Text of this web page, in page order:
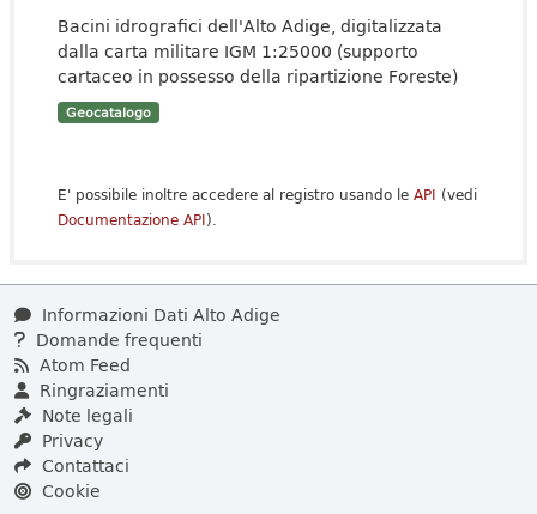
Bacini idrografici dell'Alto Adige, digitalizzata
dalla carta militare IGM 1:25000 (supporto
cartaceo in possesso della ripartizione Foreste)
Geocatalogo
E' possibile inoltre accedere al registro usando le API (vedi
Documentazione API).
Informazioni Dati Alto Adige
Domande frequenti
Atom Feed
Ringraziamenti
Note legali
Privacy
Contattaci
Cookie